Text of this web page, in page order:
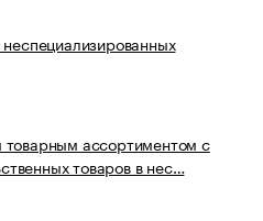
товарным ассортиментом с
товаров в нес…